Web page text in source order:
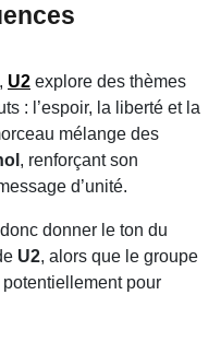
, U2 explore des thèmes
: l’espoir, la liberté et la
mélange des
, renforçant son
d’unité.
donner le ton du
U2, alors que le groupe
pour